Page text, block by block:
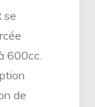
se
600cc.
de